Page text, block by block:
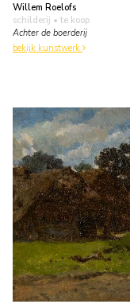
Willem Roelofs
schilderij • te koop
Achter de boerderij
bekijk kunstwerk